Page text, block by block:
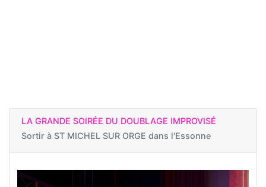
LA GRANDE SOIRÉE DU DOUBLAGE IMPROVISÉ
Sortir à ST MICHEL SUR ORGE dans l'Essonne